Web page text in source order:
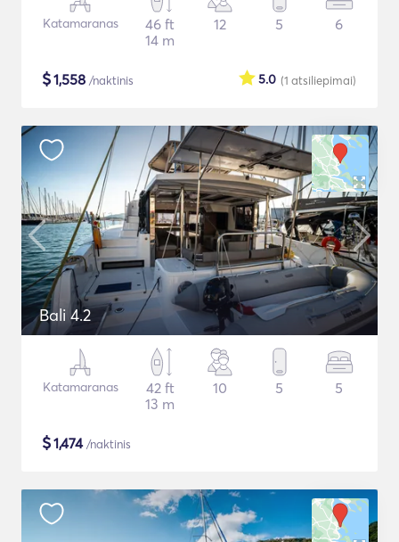
Katamaranas
46 ft
14 m
12 5 6
$1,558 /naktinis (1 atsiliepimai)
5.0
Bali 4.2
Katamaranas
42 ft
13 m
10 5 5
$1,474/naktinis